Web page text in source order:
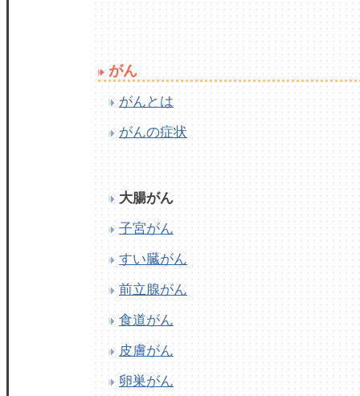
がん
がんとは
がんの症状
大腸がん
子宮がん
すい臓がん
前立腺がん
食道がん
皮膚がん
卵巣がん